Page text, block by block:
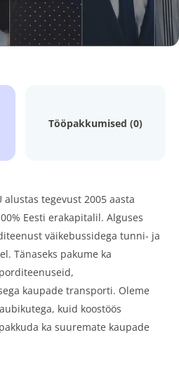
Tööpakkumised (0)
alustas tegevust 2005 aasta
Eesti erakapitalil. Alguses
väikebussidega tunni- ja
Tänaseks pakume ka
kaupade transporti. Oleme
kuid koostöös
ka suuremate kaupade